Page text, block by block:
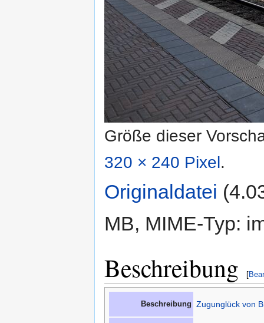
Größe dieser
320 × 240 Pixel.
Originaldatei
MB, MIME-Typ:
Beschreibung [
Beschreibung Zugunglück von